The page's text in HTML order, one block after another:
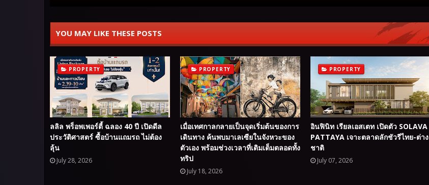
YOU MAY LIKE THESE POSTS
PROPERTY
ลลิล พร็อพเพอร์ตี้ ฉลอง 40 ปี เปิดดีล
ประวัติศาสตร์ ซื้อบ้านแถมรถ ไม่ต้อง
ลุ้น
July 28, 2026
PROPERTY
เมื่อเทศกาลกลายเป็นจุดเริ่มต้นของการ
เดินทาง ค้นพบมาเลเซียในจังหวะของ
ตัวเอง พร้อมช่วงเวลาที่เติมเต็มตลอดทั้ง
ทริป
July 18, 2026
PROPERTY
อินฟินิท เรียลเอสเตท เปิดตัว SOLAVA
PATTAYA เจาะตลาดลักชัวรีไทย-ต่าง
ชาติ
July 07, 2026